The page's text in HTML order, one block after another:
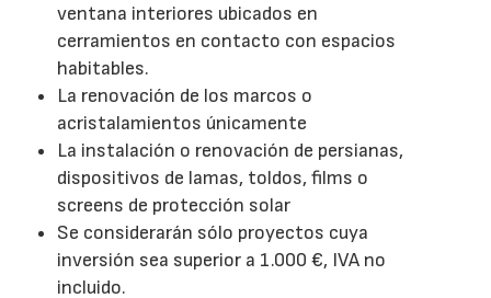
ventana interiores ubicados en
cerramientos en contacto con espacios
habitables.
La renovación de los marcos o
acristalamientos únicamente
La instalación o renovación de persianas,
dispositivos de lamas, toldos, films o
screens de protección solar
Se considerarán sólo proyectos cuya
inversión sea superior a 1.000 €, IVA no
incluido.